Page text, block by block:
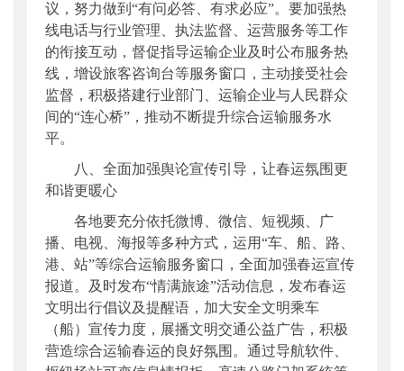
议，努力做到“有问必答、有求必应”。要加强热
线电话与行业管理、执法监督、运营服务等工作
的衔接互动，督促指导运输企业及时公布服务热
线，增设旅客咨询台等服务窗口，主动接受社会
监督，积极搭建行业部门、运输企业与人民群众
间的“连心桥”，推动不断提升综合运输服务水
平。
八、全面加强舆论宣传引导，让春运氛围更
和谐更暖心
各地要充分依托微博、微信、短视频、广
播、电视、海报等多种方式，运用“车、船、路、
港、站”等综合运输服务窗口，全面加强春运宣传
报道。及时发布“情满旅途”活动信息，发布春运
文明出行倡议及提醒语，加大安全文明乘车
（船）宣传力度，展播文明交通公益广告，积极
营造综合运输春运的良好氛围。通过导航软件、